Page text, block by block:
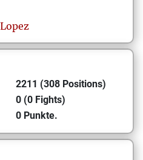
2211 (308 Positions)
0 (0 Fights)
0 Punkte.